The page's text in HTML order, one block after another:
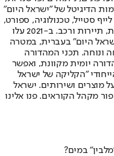
הדיגיטל של "ישראל היום"
סטייל, טכנולוגיה, ספורט,
כלכלה וצרכנות, בריאות, חיילים, אוכל, יהדות, תיירות ורכב. ב-2021 עלו
היום" בעברית, במטרה
ונוחה. תכני המהדורה
יומית מקוונת, ואפשר
"הקליקה של ישראל
מוצרים ושירותים. ישראל
מקהל הקוראים. פנו אלינו
במים?